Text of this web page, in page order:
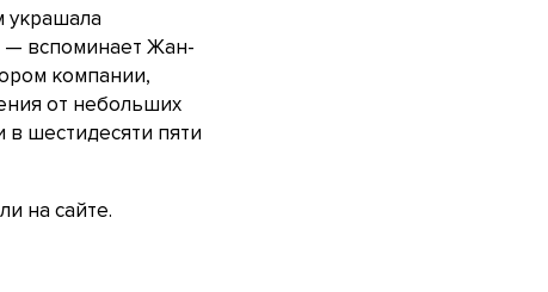
украшала
— вспоминает Жан-
компании,
от небольших
в шестидесяти пяти
на сайте.